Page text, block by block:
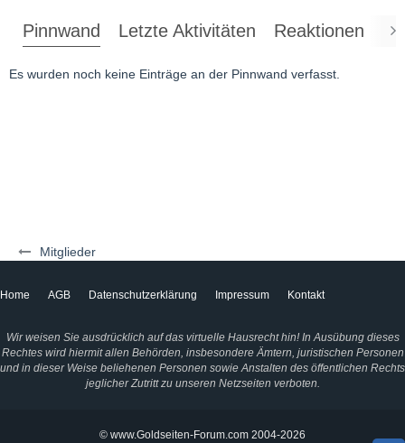
Mitglieder
Pinnwand Letzte Aktivitäten Reaktionen
Es wurden noch keine Einträge an der Pinnwand verfasst.
Home AGB Datenschutzerklärung Impressum Kontakt
Wir weisen Sie ausdrücklich auf das virtuelle Hausrecht hin! In Ausübung dieses
Rechtes wird hiermit allen Behörden, insbesondere Ämtern, juristischen Personen
und in dieser Weise beliehenen Personen sowie Anstalten des öffentlichen Rechts
jeglicher Zutritt zu unseren Netzseiten verboten.
© www.Goldseiten-Forum.com 2004-2026